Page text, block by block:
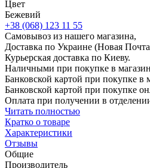
Цвет
Бежевий
+38 (068) 123 11 55
Самовывоз из нашего магазина,
Доставка по Украине (Новая
Курьерская доставка по Киеву.
Наличными при покупке в
Банковской картой при покупке в
Банковской картой при покупке
Оплата при получении в
Читать полностью
Кратко о товаре
Характеристики
Отзывы
Общие
Производитель